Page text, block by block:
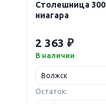
Столешница
ниагара
2 363 ₽
В наличии
Остаток: